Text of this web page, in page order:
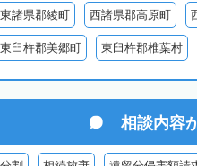
東諸県郡綾町 西諸県郡高原町
東臼杵郡美郷町 東臼杵郡椎葉村
相談内容